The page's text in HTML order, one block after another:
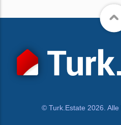
© Turk.Estate 2026. Alle